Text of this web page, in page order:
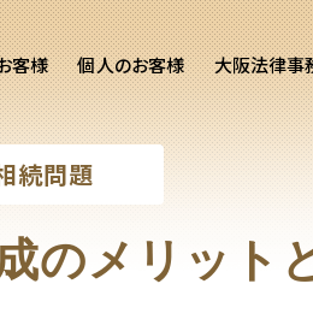
客様
労務専用サイト
個人のお客様
刑事事件
大阪法律事
続問題
のメリット